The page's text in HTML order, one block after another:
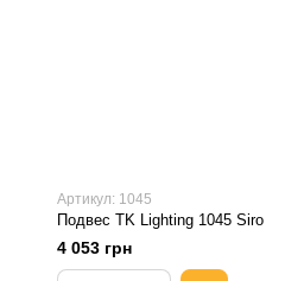
Артикул: 1045
Подвес TK Lighting 1045 Siro
4 053 грн